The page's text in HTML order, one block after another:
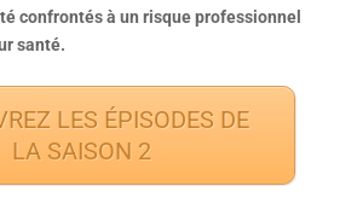
confrontés à un risque professionnel
santé.
LES ÉPISODES DE
LA SAISON 2